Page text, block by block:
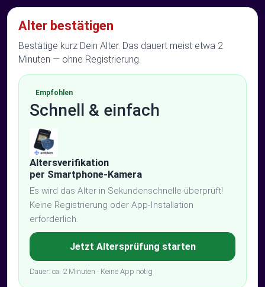
Alter bestätigen
Bestätige kurz Dein Alter. Das dauert meist etwa 2
Minuten — ohne Registrierung.
Schnell & einfach
Empfohlen
Altersverifikation
per Smartphone-Kamera
Es wird das Alter in Sekundenschnelle überprüft!
Keine Registrierung oder App-Installation
erforderlich.
Jetzt Altersprüfung starten
Dauer: ca. 2 Minuten · Keine App nötig